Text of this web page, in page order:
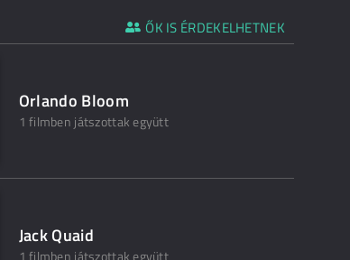
ŐK IS ÉRDEKELHETNEK
Orlando Bloom
1 filmben játszottak együtt
Jack Quaid
1 filmben játszottak együtt